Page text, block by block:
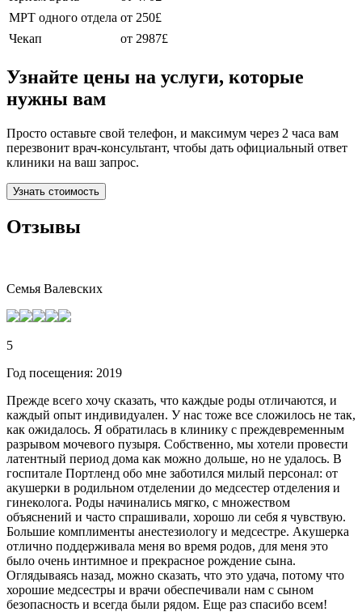
МРТ одного отдела от 250£
Чекап
от 2987£
Узнайте цены на услуги, которые
нужны вам
Просто оставьте свой телефон, и максимум через 2 часа вам
перезвонит врач-консультант, чтобы дать официальный ответ
клиники на ваш запрос.
Узнать стоимость
Отзывы
Семья Валевских
5
Год посещения: 2019
Прежде всего хочу сказать, что каждые роды отличаются, и
каждый опыт индивидуален. У нас тоже все сложилось не так,
как ожидалось. Я обратилась в клинику с преждевременным
разрывом мочевого пузыря. Собственно, мы хотели провести
латентный период дома как можно дольше, но не удалось. В
госпитале Портленд обо мне заботился милый персонал: от
акушерки в родильном отделении до медсестер отделения и
гинеколога. Роды начинались мягко, с множеством
объяснений и часто спрашивали, хорошо ли себя я чувствую.
Большие комплименты анестезиологу и медсестре. Акушерка
отлично поддерживала меня во время родов, для меня это
было очень интимное и прекрасное рождение сына.
Оглядываясь назад, можно сказать, что это удача, потому что
хорошие медсестры и врачи обеспечивали нам с сыном
безопасность и всегда были рядом. Еще раз спасибо всем!